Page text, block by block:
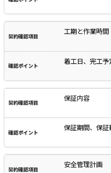
工期と作業時間
着工日、完工
保証内容
保証期間、保
安全管理計画